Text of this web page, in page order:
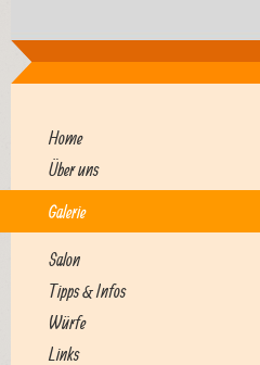
Home
Über uns
Galerie
Salon
Tipps & Infos
Würfe
Links